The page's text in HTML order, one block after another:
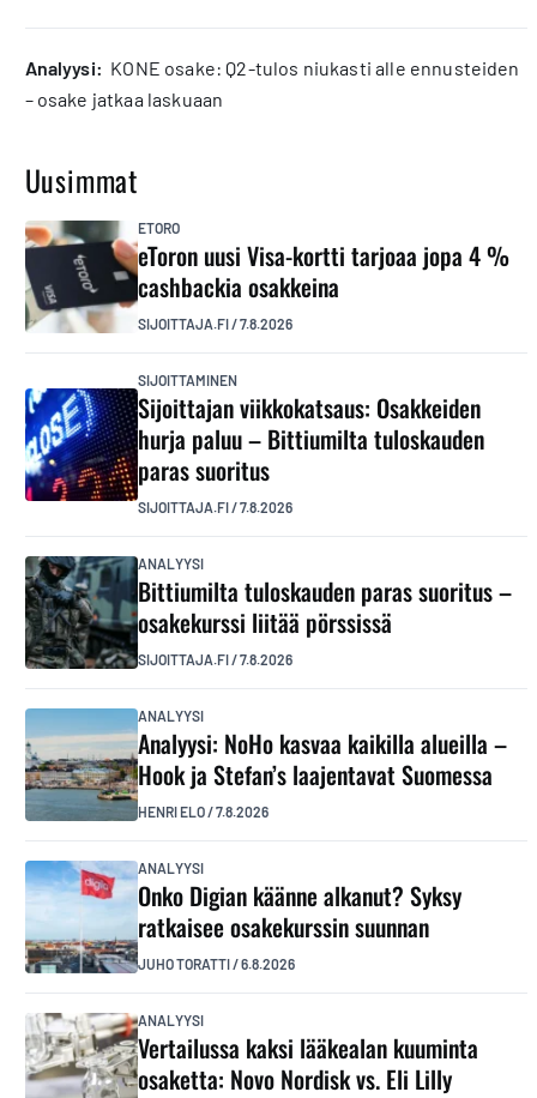
analyysi: KONE osake: Q2-tulos niukasti alle ennusteiden
– osake jatkaa laskuaan
Uusimmat
ETORO
eToron uusi Visa-kortti tarjoaa jopa 4 %
cashbackia osakkeina
SIJOITTAJA.FI/7.8.2026
SIJOITTAMINEN
Sijoittajan viikkokatsaus: Osakkeiden
hurja paluu – Bittiumilta tuloskauden
paras suoritus
SIJOITTAJA.FI/7.8.2026
ANALYYSI
Bittiumilta tuloskauden paras suoritus –
osakekurssi liitää pörssissä
SIJOITTAJA.FI/7.8.2026
ANALYYSI
Analyysi: NoHo kasvaa kaikilla alueilla –
Hook ja Stefan’s laajentavat Suomessa
HENRI ELO/7.8.2026
ANALYYSI
Onko Digian käänne alkanut? Syksy
ratkaisee osakekurssin suunnan
JUHO TORATTI/6.8.2026
ANALYYSI
Vertailussa kaksi lääkealan kuuminta
osaketta: Novo Nordisk vs. Eli Lilly